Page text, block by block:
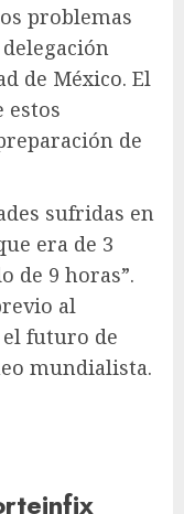
problemas
de México. El
estos
de
sufridas en
era de 3
de 9 horas”.
al
futuro de
mundialista.